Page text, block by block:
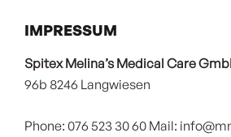
IMPRESSUM
Spitex Melina’s Medical Care
96b 8246 Langwiesen
Phone: 076 523 30 60 Mail: